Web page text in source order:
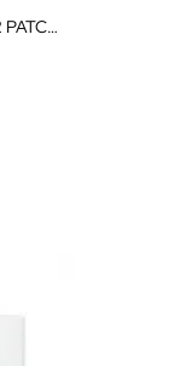
UNICCOLLAGEN EYE FLASH MASK 10X2 PATCHS